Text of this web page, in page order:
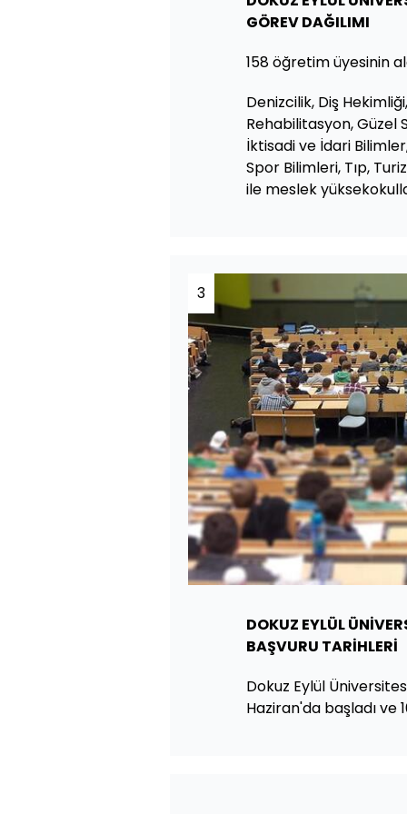
GÖREV DAĞILIMI
158 öğretim üyesinin
Denizcilik, Diş
Rehabilitasyon, Güzel
İktisadi ve İdari
Spor Bilimleri, Tıp,
ile meslek
3
DOKUZ EYLÜL
BAŞVURU TARİHLERİ
Dokuz Eylül
Haziran'da başladı